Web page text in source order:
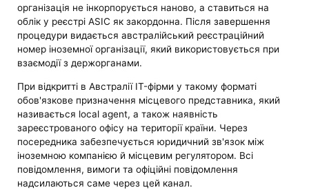
організація не інкорпорується наново, а ставиться на
облік у реєстрі ASIC як закордонна. Після завершення
процедури видається австралійський реєстраційний
номер іноземної організації, який використовується при
взаємодії з держорганами.
При відкритті в Австралії IT-фірми у такому форматі
обов'язкове призначення місцевого представника, який
називається local agent, а також наявність
зареєстрованого офісу на території країни. Через
посередника забезпечується юридичний зв'язок між
іноземною компанією й місцевим регулятором. Всі
повідомлення, вимоги та офіційні повідомлення
надсилаються саме через цей канал.